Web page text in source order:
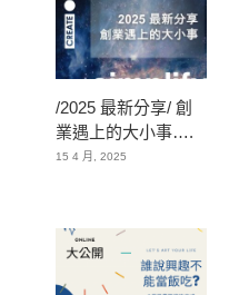
/2025 最新分享/ 創
業遇上的大小事….
15 4 月, 2025